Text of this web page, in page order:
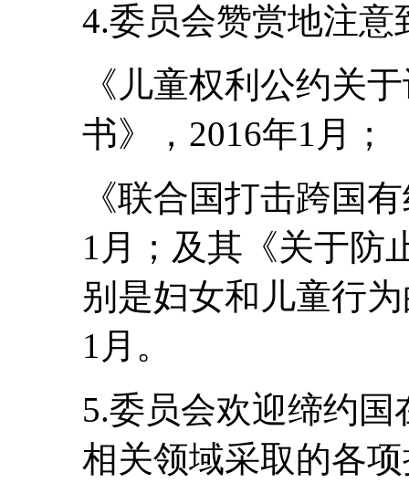
4.委员会赞赏地注
《儿童权利公约关
书》，2016年1月；
《联合国打击跨国
1月；及其《关于防
别是妇女和儿童行
1月。
5.委员会欢迎缔约
相关领域采取的各